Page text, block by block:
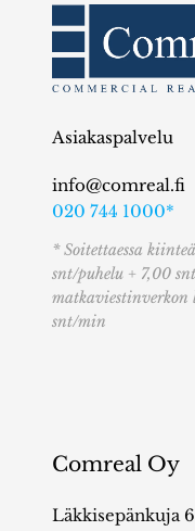
Asiakaspalvelu
info@comreal.fi
020 744 1000*
* Soitettaessa
snt/puhelu + 7,00
matkaviestinverkon
snt/min
Comreal Oy
Läkkisepänkuja 6